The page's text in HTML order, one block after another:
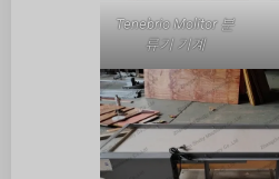
Tenebrio Molitor 분
류기 기계